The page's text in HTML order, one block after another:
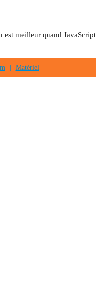
est meilleur quand JavaScript
| Matériel